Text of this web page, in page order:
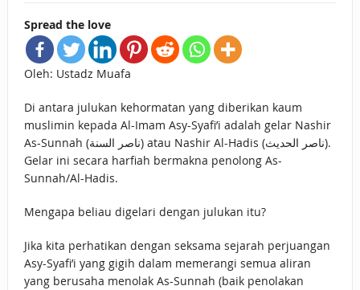
Spread the love
Oleh: Ustadz Muafa
Di antara julukan kehormatan yang diberikan kaum
muslimin kepada Al-Imam Asy-Syafi’i adalah gelar Nashir
As-Sunnah (ناصر السنة) atau Nashir Al-Hadis (ناصر الحديث).
Gelar ini secara harfiah bermakna penolong As-
Sunnah/Al-Hadis.
Mengapa beliau digelari dengan julukan itu?
Jika kita perhatikan dengan seksama sejarah perjuangan
Asy-Syafi’i yang gigih dalam memerangi semua aliran
yang berusaha menolak As-Sunnah (baik penolakan